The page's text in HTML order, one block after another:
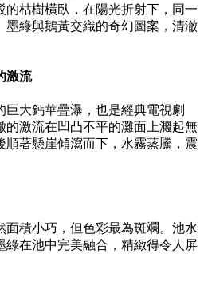
的枯樹橫臥，在陽光折射下，同一
墨綠與鵝黃交織的奇幻圖案，清澈
激流
巨大鈣華疊瀑，也是經典電視劇
的激流在凹凸不平的灘面上濺起無
順著懸崖傾瀉而下，水霧蒸騰，震
面積小巧，但色彩最為斑斕。池水
綠在池中完美融合，精緻得令人屏